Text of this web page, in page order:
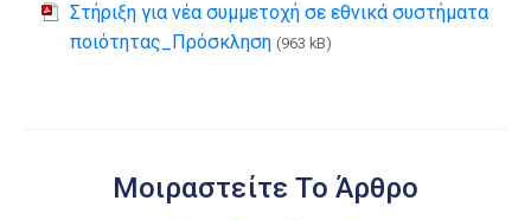
Στήριξη για νέα συμμετοχή σε εθνικά συστήματα
ποιότητας_Πρόσκληση (963 kB)
Μοιραστείτε Το Άρθρο